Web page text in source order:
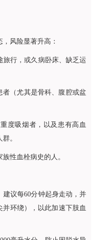
风险显著升高：
旅行，或久病卧床、缺乏运
者（尤其是骨科、腹腔或盆
度吸烟者，以及患有高血
。
性血栓病史的人。
议每60分钟起身走动，并
并环绕），以此加速下肢血